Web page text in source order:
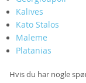
Kalives
Kato Stalos
Maleme
Platanias
Hvis du har nogle